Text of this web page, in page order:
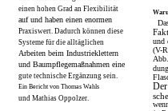
und
(V-
einen hohen Grad an Flexibilität
auf und haben einen enormen
Praxiswert. Dadurch können diese
Systeme für die alltäglichen
Arbeiten beim Industrieklettern
und Baumpflegemaßnahmen eine
gute technische Ergänzung sein.
Ein Bericht von Thomas Wahls
und Mathias Oppolzer.